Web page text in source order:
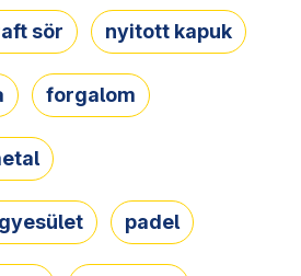
sör nyitott kapuk
forgalom
padel